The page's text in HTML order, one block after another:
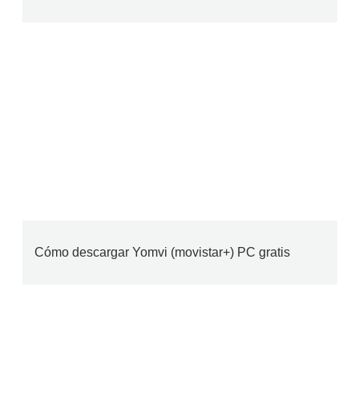
Cómo descargar Yomvi (movistar+) PC gratis